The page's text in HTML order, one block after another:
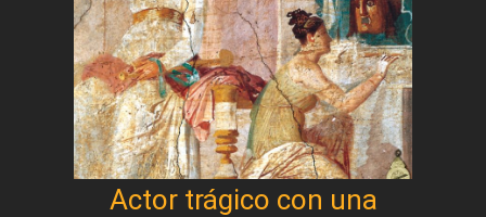
Actor trágico con una